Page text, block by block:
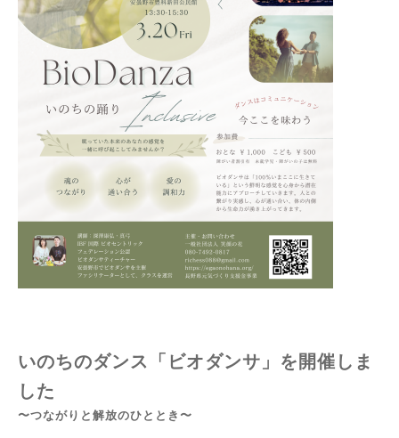
いのちのダンス「ビオダンサ」を開催しま
した
〜つながりと解放のひととき〜